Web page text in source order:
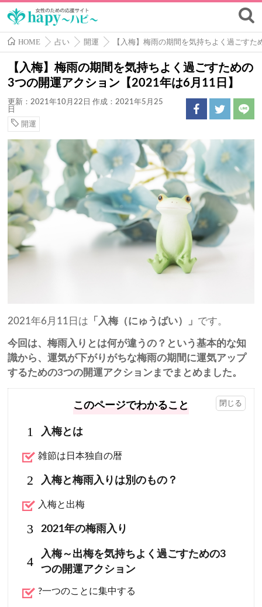
HOME 占い 開運 【入梅】梅雨の期間を気持ちよく過ごす
【入梅】梅雨の期間を気持ちよく過ごすための
3つの開運アクション【2021年は6月11日】
更新：2021年10月22日 作成：2021年5月25
日
開運
2021年6月11日は 「入梅（にゅうばい）」 です。
今回は、梅雨入りとは何が違うの？という基本的な知
識から、運気が下がりがちな梅雨の期間に運気アップ
するための3つの開運アクションまでまとめました。
このページでわかること
1 入梅とは
雑節は日本独自の暦
2 入梅と梅雨入りは別のもの？
入梅と出梅
3 2021年の梅雨入り
4
入梅～出梅を気持ちよく過ごすための3
つの開運アクション
?一つのことに集中する